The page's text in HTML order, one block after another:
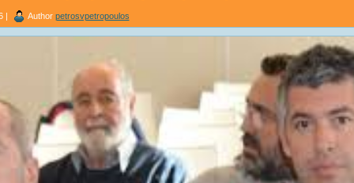
| Author petrosvpetropoulos